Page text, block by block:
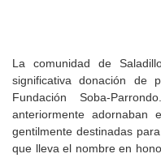
La comunidad de
significativa donación de
Fundación Soba-
anteriormente
gentilmente destinadas
que lleva el nombre en